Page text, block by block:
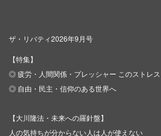
ザ・リバティ2026年9月号
【特集】
◎ 疲労・人間関係・プレッシャー このストレス
◎ 自由・民主・信仰のある世界へ
【大川隆法・未来への羅針盤】
人の気持ちが分からない人は人が使えない